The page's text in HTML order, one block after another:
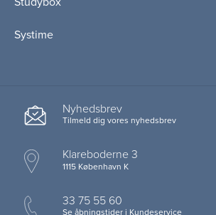
Systime
Nyhedsbrev
Tilmeld dig vores nyhedsbrev
Klareboderne 3
1115 København K
33 75 55 60
Se åbningstider i Kundeservice